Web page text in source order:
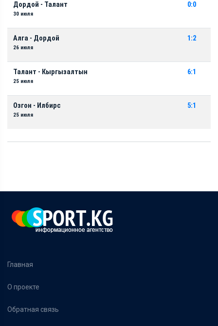
Дордой - Талант
30 июля
0:0
Алга - Дордой
26 июля
1:2
Талант - Кыргызалтын
25 июля
6:1
Озгон - Илбирс
25 июля
5:1
Главная
О проекте
Обратная связь